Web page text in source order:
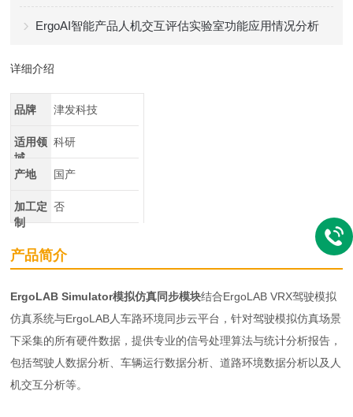
ErgoAI智能产品人机交互评估实验室功能应用情况分析
详细介绍
品牌 津发科技
适用领
域
科研
产地 国产
加工定
制
否
产品简介
ErgoLAB Simulator模拟仿真同步模块结合ErgoLAB VRX驾驶模拟
仿真系统与ErgoLAB人车路环境同步云平台，针对驾驶模拟仿真场景
下采集的所有硬件数据，提供专业的信号处理算法与统计分析报告，
包括驾驶人数据分析、车辆运行数据分析、道路环境数据分析以及人
机交互分析等。